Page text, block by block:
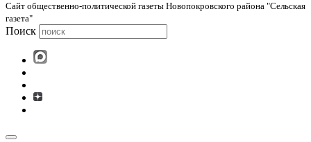
Cайт общественно-политической газеты Новопокровского района "Сельская
газета"
Поиск